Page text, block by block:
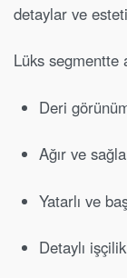
detaylar ve
Lüks segmentte
Deri
Ağır ve
Yatarlı ve
Detaylı işçilik